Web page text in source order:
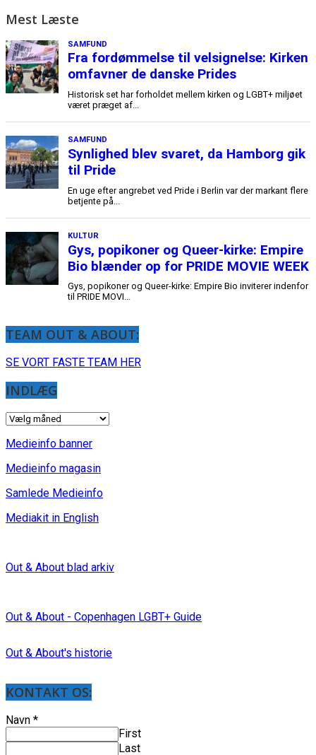
Mest Læste
TEAM OUT & ABOUT:
SE VORT FASTE TEAM HER
INDLÆG
INDLÆG
Medieinfo banner
Medieinfo magasin
Samlede Medieinfo
Mediakit in English
Out & About blad arkiv
Out & About - Copenhagen LGBT+ Guide
Out & About's historie
KONTAKT OS:
Navn *
First
Last